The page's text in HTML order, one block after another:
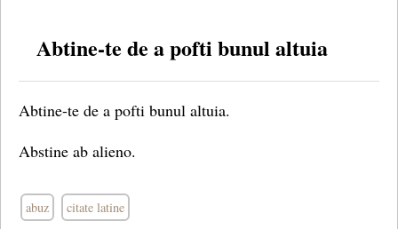
Abtine-te de a pofti bunul altuia
Abtine-te de a pofti bunul altuia.
Abstine ab alieno.
abuz citate latine